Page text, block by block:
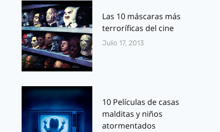
Las 10 máscaras más
terroríficas del cine
Julio 17, 2013
10 Películas de casas
malditas y niños
atormentados